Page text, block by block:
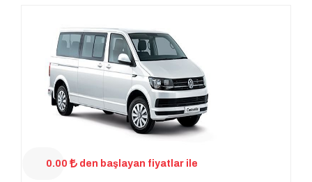
0.00 den başlayan fiyatlar ile